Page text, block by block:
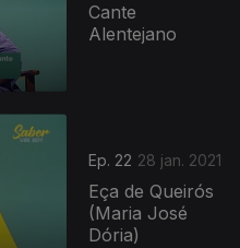
Cante
Alentejano
Ep. 22 28 jan. 2021
Eça de Queirós
(Maria José
Dória)